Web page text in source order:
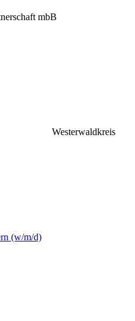
mbB
Westerwaldkreis
(w/m/d)